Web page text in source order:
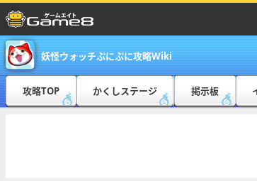
妖怪ウォッチぷにぷに攻略Wiki
攻略TOP かくしステージ 掲示板